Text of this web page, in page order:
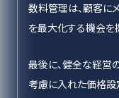
数料管理は、顧客に
を最大化する機会を
最後に、健全な経営
考慮に入れた価格